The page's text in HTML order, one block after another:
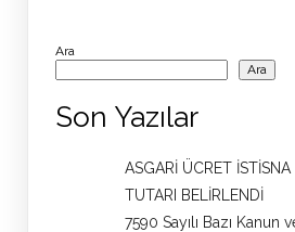
Ara
Ara
Son Yazılar
ASGARİ ÜCRET
TUTARI BELİRLENDİ
7590 Sayılı Bazı